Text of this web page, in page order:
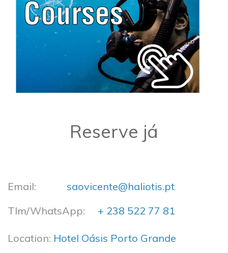
Reserve já
Email: saovicente@haliotis.pt
Tlm/WhatsApp:​
+ 238 522 77 81
Location: Hotel Oásis Porto Grande